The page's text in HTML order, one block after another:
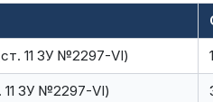
11 ЗУ №2297-VI)
11 ЗУ №2297-VI)